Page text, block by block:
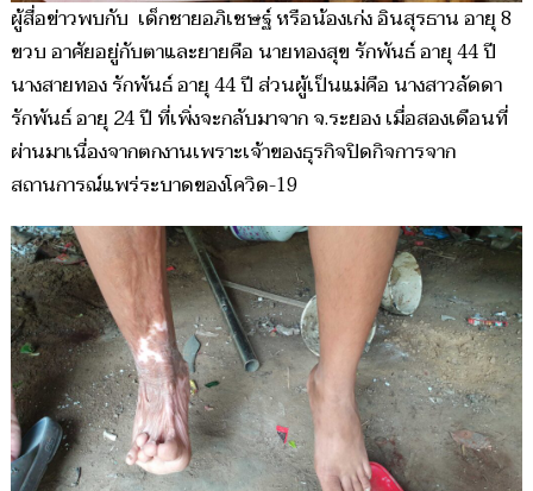
ผู้สื่อข่าวพบกับ เด็กชายอภิเชษฐ์ หรือน้องเก่ง อินสุรธาน อายุ 8
ขวบ อาศัยอยู่กับตาและยายคือ นายทองสุข รักพันธ์ อายุ 44 ปี
นางสายทอง รักพันธ์ อายุ 44 ปี ส่วนผู้เป็นแม่คือ นางสาวลัดดา
รักพันธ์ อายุ 24 ปี ที่เพิ่งจะกลับมาจาก จ.ระยอง เมื่อสองเดือนที่
ผ่านมาเนื่องจากตกงานเพราะเจ้าของธุรกิจปิดกิจการจาก
สถานการณ์แพร่ระบาดของโควิด-19